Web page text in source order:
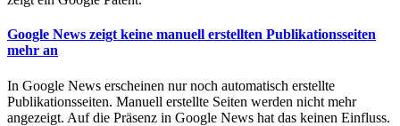
Google News zeigt keine manuell erstellten Publikationsseiten
mehr an
In Google News erscheinen nur noch automatisch erstellte
Publikationsseiten. Manuell erstellte Seiten werden nicht mehr
angezeigt. Auf die Präsenz in Google News hat das keinen Einfluss.